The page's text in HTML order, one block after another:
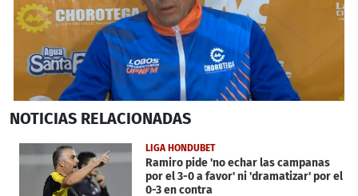
seconds
1
minute,
seconds
NOTICIAS RELACIONADAS
LIGA HONDUBET
Ramiro pide 'no echar las campanas
por el 3-0 a favor' ni 'dramatizar' por el
0-3 en contra